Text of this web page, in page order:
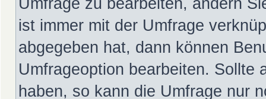
ist immer mit der Umfrage
abgegeben hat, dann können
Umfrageoption bearbeiten. Sollte
haben, so kann die Umfrage nur